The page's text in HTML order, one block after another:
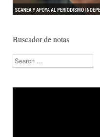
Buscador de notas
Search